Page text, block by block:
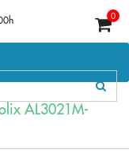
0
AL3021M-